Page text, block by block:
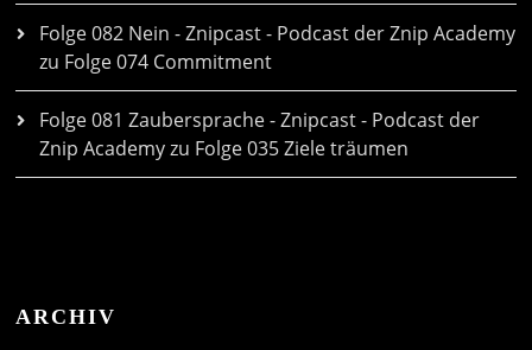
Folge 082 Nein - Znipcast - Podcast der Znip Academy
zu Folge 074 Commitment
Folge 081 Zaubersprache - Znipcast - Podcast der
Znip Academyzu Folge 035 Ziele träumen
ARCHIV